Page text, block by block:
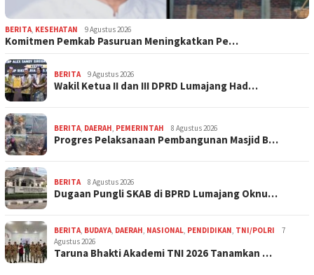
BERITA KESEHATAN 9 Agustus 2026
Komitmen Pemkab Pasuruan Meningkatkan Pe…
BERITA 9 Agustus 2026
Wakil Ketua II dan III DPRD Lumajang Had…
BERITA DAERAH PEMERINTAH 8 Agustus 2026
Progres Pelaksanaan Pembangunan Masjid B…
BERITA 8 Agustus 2026
Dugaan Pungli SKAB di BPRD Lumajang Oknu…
BERITA BUDAYA DAERAH NASIONAL PENDIDIKAN TNI/POLRI
7
Agustus 2026
Taruna Bhakti Akademi TNI 2026 Tanamkan …